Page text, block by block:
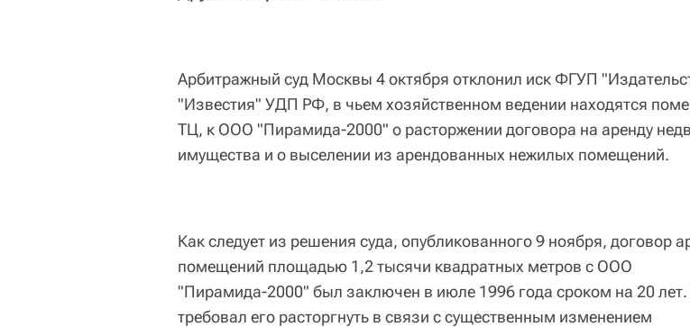
Арбитражный суд Москвы 4 октября отклонил иск ФГУП
"Известия" УДП РФ, в чьем хозяйственном ведении находятся
ТЦ, к ООО "Пирамида-2000" о расторжении договора на аренду
имущества и о выселении из арендованных нежилых помещений.
Как следует из решения суда, опубликованного 9 ноября, договор
помещений площадью 1,2 тысячи квадратных метров с ООО
"Пирамида-2000" был заключен в июле 1996 года сроком на 20 лет.
требовал его расторгнуть в связи с существенным изменением